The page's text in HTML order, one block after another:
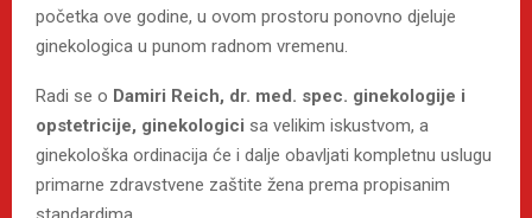
početka ove godine, u ovom prostoru ponovno djeluje
ginekologica u punom radnom vremenu.
Radi se o Damiri Reich, dr. med. spec. ginekologije i
opstetricije, ginekologici sa velikim iskustvom, a
ginekološka ordinacija će i dalje obavljati kompletnu uslugu
primarne zdravstvene zaštite žena prema propisanim